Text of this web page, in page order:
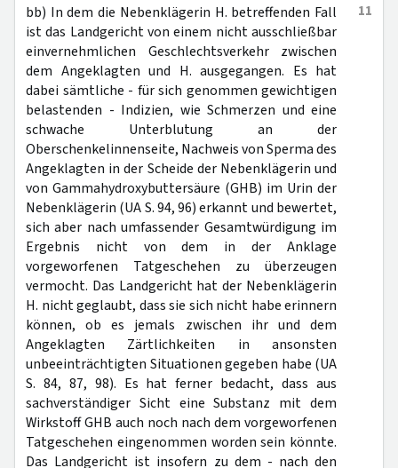
11
bb) In dem die Nebenklägerin H. betreffenden Fall
ist das Landgericht von einem nicht ausschließbar
einvernehmlichen Geschlechtsverkehr zwischen
dem Angeklagten und H. ausgegangen. Es hat
dabei sämtliche - für sich genommen gewichtigen
belastenden - Indizien, wie Schmerzen und eine
schwache Unterblutung an der
Oberschenkelinnenseite, Nachweis von Sperma des
Angeklagten in der Scheide der Nebenklägerin und
von Gammahydroxybuttersäure (GHB) im Urin der
Nebenklägerin (UA S. 94, 96) erkannt und bewertet,
sich aber nach umfassender Gesamtwürdigung im
Ergebnis nicht von dem in der Anklage
vorgeworfenen Tatgeschehen zu überzeugen
vermocht. Das Landgericht hat der Nebenklägerin
H. nicht geglaubt, dass sie sich nicht habe erinnern
können, ob es jemals zwischen ihr und dem
Angeklagten Zärtlichkeiten in ansonsten
unbeeinträchtigten Situationen gegeben habe (UA
S. 84, 87, 98). Es hat ferner bedacht, dass aus
sachverständiger Sicht eine Substanz mit dem
Wirkstoff GHB auch noch nach dem vorgeworfenen
Tatgeschehen eingenommen worden sein könnte.
Das Landgericht ist insofern zu dem - nach den